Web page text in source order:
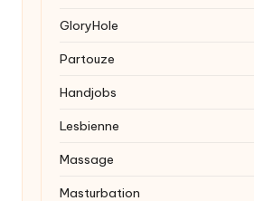
GloryHole
Partouze
Handjobs
Lesbienne
Massage
Masturbation